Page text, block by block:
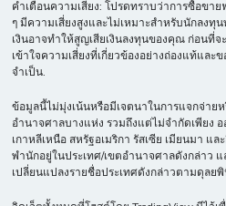
คำเตือนความเสี่ยง: โปรดทราบว่าการซื้อขา
ๆ มีความเสี่ยงสูงและไม่เหมาะสำหรับนักลงทุ
เงินอาจทำให้สูญเสียเงินลงทุนของคุณ ก่อนที่
เข้าใจความเสี่ยงที่เกี่ยวข้องอย่างถ่องแท้แล
จำเป็น.
ข้อมูลนี้ไม่มุ่งเน้นหรือมีเจตนาในการแจกจ่าย
อำนาจศาลบางแห่ง รวมถึงแต่ไม่จำกัดเพียง อ
เกาหลีเหนือ สหรัฐอเมริกา รัสเซีย เมียนมา แ
พำนักอยู่ในประเทศ/เขตอำนาจศาลดังกล่าว
เปลี่ยนแปลงรายชื่อประเทศดังกล่าวตามดุลยพิ